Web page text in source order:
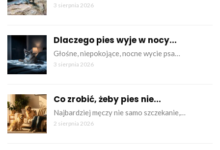
3 sierpnia 2026
Dlaczego pies wyje w nocy...
Głośne, niepokojące, nocne wycie psa…
3 sierpnia 2026
Co zrobić, żeby pies nie...
Najbardziej męczy nie samo szczekanie,…
2 sierpnia 2026